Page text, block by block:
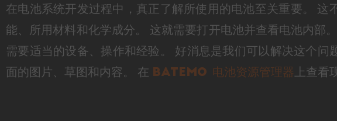
在电池系统开发过程中，真正了解所使用的电池至关重要。
能、所用材料和化学成分。 这就需要打开电池并查看电池内部
需要适当的设备、操作和经验。 好消息是我们可以解决这个
面的图片、草图和内容。 在 Batemo 电池资源管理器 上查看